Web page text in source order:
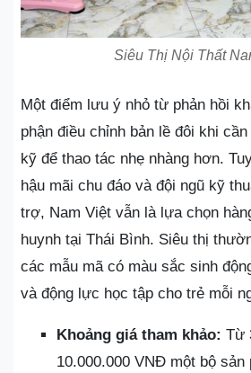
Siêu Thị Nội Thất
Một điểm lưu ý nhỏ từ phản hồi
phận điều chỉnh bản lề đôi khi
kỹ để thao tác nhẹ nhàng hơn.
hậu mãi chu đáo và đội ngũ kỹ
trợ, Nam Việt vẫn là lựa chọn
huynh tại Thái Bình. Siêu thị
các mẫu mã có màu sắc sinh
và động lực học tập cho trẻ mỗi
Khoảng giá tham khảo: Từ
10.000.000 VNĐ một bộ sản